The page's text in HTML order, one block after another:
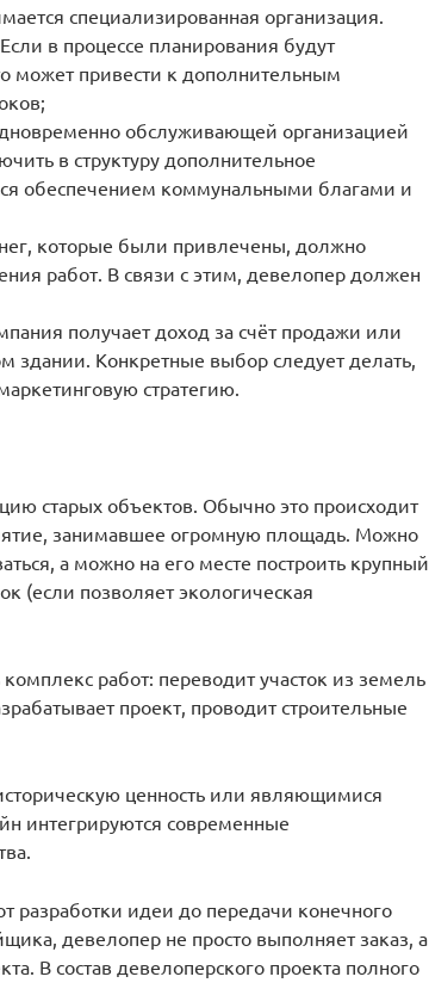
специализированная организация.
в процессе планирования будут
может привести к дополнительным
обслуживающей организацией
в структуру дополнительное
обеспечением коммунальными благами и
которые были привлечены, должно
работ. В связи с этим, девелопер должен
получает доход за счёт продажи или
здании. Конкретные выбор следует делать,
стратегию.
старых объектов. Обычно это происходит
занимавшее огромную площадь. Можно
а можно на его месте построить крупный
(если позволяет экологическая
работ: переводит участок из земель
проект, проводит строительные
ценность или являющимися
интегрируются современные
разработки идеи до передачи конечного
девелопер не просто выполняет заказ, а
В состав девелоперского проекта полного